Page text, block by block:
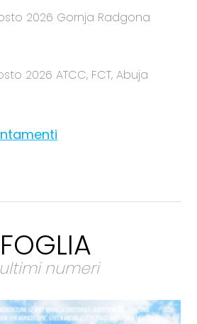
2026 Gornja Radgona
2026 ATCC, FCT, Abuja
numeri